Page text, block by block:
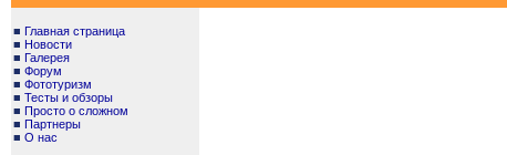
■ Главная страница
■ Новости
■ Галерея
■ Форум
■ Фототуризм
■ Тесты и обзоры
■ Просто о сложном
■ Партнеры
■ О нас